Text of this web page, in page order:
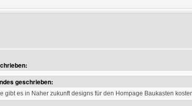
geschrieben:
gibt es in Naher zukunft designs für den Hompage Baukasten